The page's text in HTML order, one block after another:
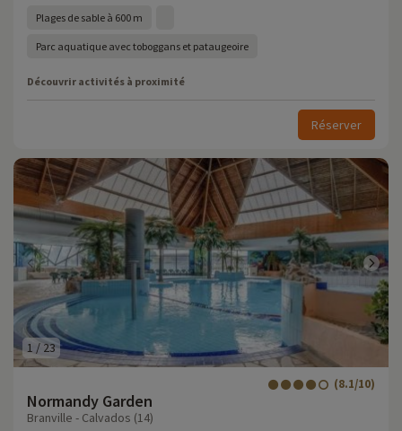
Plages de sable à 600 m
Parc aquatique avec toboggans et pataugeoire
Découvrir activités à proximité
Réserver
1 / 23
Normandy Garden
(8.1/10)
Branville - Calvados (14)